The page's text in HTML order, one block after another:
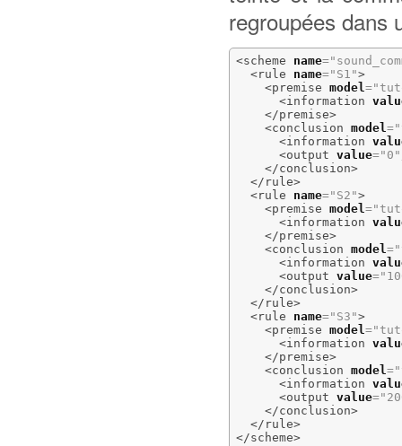
regroupées dans
<scheme name=
<rule
name="S1">
<premise model=
<information
</premise>
<conclusion model=
<information
<output value="0"
</conclusion>
</rule>
<rule
name="S2">
<premise model=
<information
</premise>
<conclusion model=
<information
<output value=
</conclusion>
</rule>
<rule
name="S3">
<premise model=
<information
</premise>
<conclusion model=
<information
<output value=
</conclusion>
</rule>
</scheme>